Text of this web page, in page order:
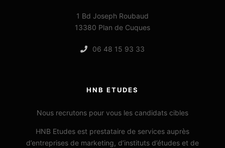
1 Bd Joseph Roubaud
13380 Plan de Cuques
06 48 15 93 33
HNB ETUDES
Nous recrutons pour vous les candidats cibles
HNB Etudes est prestataire de services auprès
d’entreprises de marketing, d’instituts d’études et de